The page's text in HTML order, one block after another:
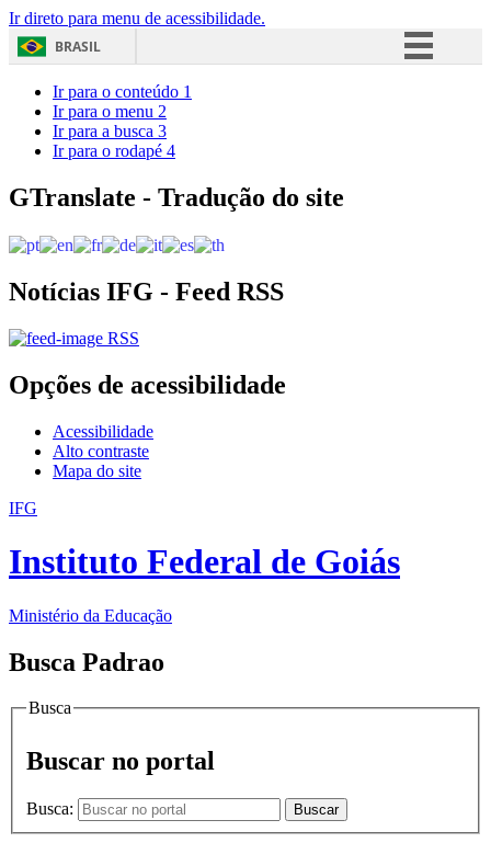
Ir direto para menu de acessibilidade.
BRASIL
Acesso à informação
Ir para o conteúdo 1
Ir para o menu 2
Ir para a busca 3
Ir para o rodapé 4
GTranslate - Tradução do site
Notícias IFG - Feed RSS
RSS
Opções de acessibilidade
Acessibilidade
Alto contraste
Mapa do site
IFG
Instituto Federal de Goiás
Ministério da Educação
Busca Padrao
Busca
Buscar no portal
Busca: Buscar